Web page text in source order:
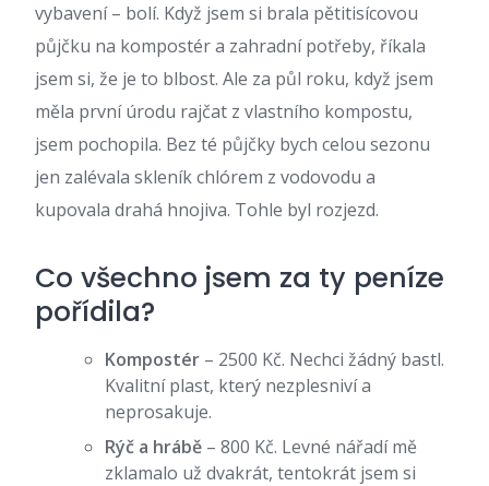
vybavení – bolí. Když jsem si brala pětitisícovou
půjčku na kompostér a zahradní potřeby, říkala
jsem si, že je to blbost. Ale za půl roku, když jsem
měla první úrodu rajčat z vlastního kompostu,
jsem pochopila. Bez té půjčky bych celou sezonu
jen zalévala skleník chlórem z vodovodu a
kupovala drahá hnojiva. Tohle byl rozjezd.
Co všechno jsem za ty peníze
pořídila?
Kompostér – 2500 Kč. Nechci žádný bastl.
Kvalitní plast, který nezplesniví a
neprosakuje.
Rýč a hrábě – 800 Kč. Levné nářadí mě
zklamalo už dvakrát, tentokrát jsem si